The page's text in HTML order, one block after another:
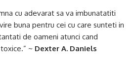
cu adevarat sa va imbunatatiti
buna pentru cei cu care sunteti in
de oameni atunci cand
~ Dexter A. Daniels